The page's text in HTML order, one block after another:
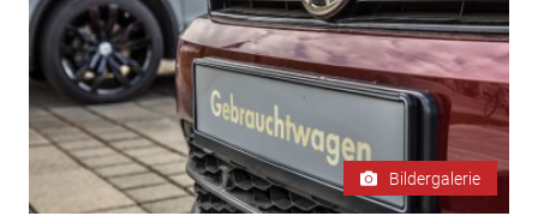
Bildergalerie